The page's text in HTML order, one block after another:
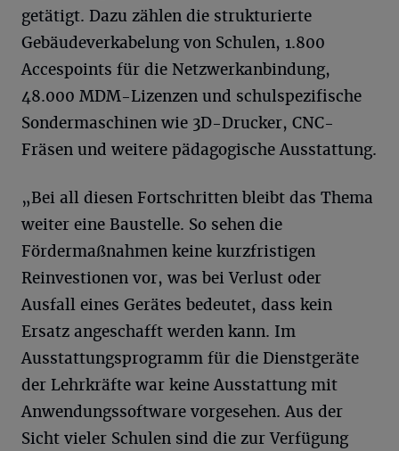
getätigt. Dazu zählen die strukturierte
Gebäudeverkabelung von Schulen, 1.800
Accespoints für die Netzwerkanbindung,
48.000 MDM-Lizenzen und schulspezifische
Sondermaschinen wie 3D-Drucker, CNC-
Fräsen und weitere pädagogische Ausstattung.
„Bei all diesen Fortschritten bleibt das Thema
weiter eine Baustelle. So sehen die
Fördermaßnahmen keine kurzfristigen
Reinvestionen vor, was bei Verlust oder
Ausfall eines Gerätes bedeutet, dass kein
Ersatz angeschafft werden kann. Im
Ausstattungsprogramm für die Dienstgeräte
der Lehrkräfte war keine Ausstattung mit
Anwendungssoftware vorgesehen. Aus der
Sicht vieler Schulen sind die zur Verfügung